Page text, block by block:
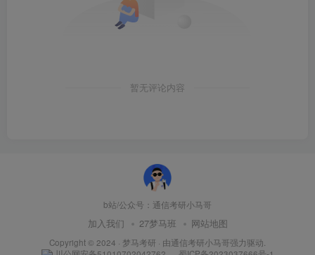
考纲
2022年东华836考研大纲：
暂无评论内容
b站/公众号：通信考研小马哥
加入我们 27梦马班 网站地图
Copyright © 2024 · 梦马考研 · 由通信考研小马哥强力驱动.